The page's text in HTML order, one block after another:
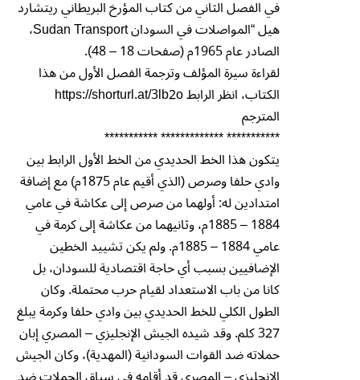
في الفصل الثاني من كتاب المؤرخ البريطاني ريتشارد
هيل “المواصلات في السودان Sudan Transport،
الصادر عام 1965م (صفحات 18 – 48).
لقراءة سيرة المؤلف وترجمة الفصل الأول من هذا
الكتاب، انظر الرابط https://shorturl.at/3lb2o
المترجم
*********** ************* ***********
يتكون هذا الخط الحديدي من الخط الأول الرابط بين
وادي حلفا وصرص (الذي أقيم عام 1875م) مع إضافة
امتدادين له: أولهما من صرص إلى عكاشة في عامي
1884 – 1885م، وثانيهما من عكاشة إلى كرمة في
عامي 1884 – 1885م. ولم يكن تشييد الخطين
الإضافيين بسبب أي حاجة اقتصادية للسودان، بل
كانا من باب الاستعداد لقيام حرب محتملة. وكان
الطول الكلي للخط الحديدي بين وادي حلفا وكرمة يبلغ
327 كلم. وقد شيده الجيش الإنجليزي – المصري إبان
حملاته ضد القوات السودانية (المهدية)، وكان الجيش